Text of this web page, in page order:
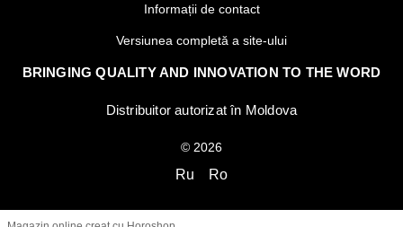
Informații de contact
Versiunea completă a site-ului
BRINGING QUALITY AND INNOVATION TO THE WORD
Distribuitor autorizat în Moldova
© 2026
Ru Ro